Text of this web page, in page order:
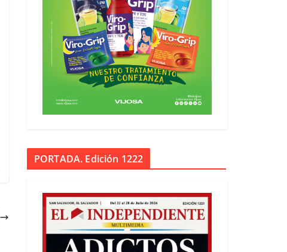
PORTADA. Edición 1222